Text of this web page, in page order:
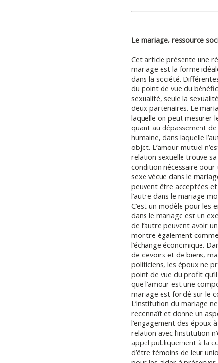
Le mariage, ressource
Cet article présente une
mariage est la forme
dans la société.
du point de vue du
sexualité, seule la
deux partenaires. Le
laquelle on peut mesurer
quant au dépassement
humaine, dans laquelle
objet. L’amour mutuel
relation sexuelle trouve
condition nécessaire
sexe vécue dans le
peuvent être acceptées et
l’autre dans le mariage
C’est un modèle pour
dans le mariage est un
de l’autre peuvent avoir
montre également
l’échange économique.
de devoirs et de biens,
politiciens, les époux ne
point de vue du profit
que l’amour est une
mariage est fondé sur le
L’institution du mariage
reconnaît et donne un
l’engagement des époux
relation avec l’institution
appel publiquement à la
d’être témoins de leur